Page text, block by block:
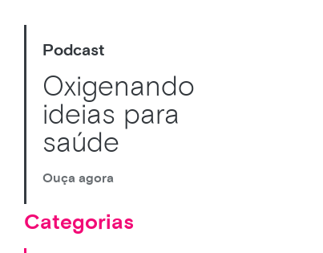
Podcast
Oxigenando
ideias para
saúde
Ouça agora
Categorias